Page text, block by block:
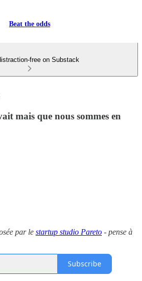
Beat the odds
free on Substack
mais que nous sommes en
par le startup studio Pareto - pense à
Subscribe